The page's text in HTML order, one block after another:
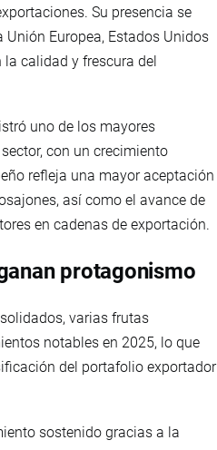
Su presencia se
Europea, Estados Unidos
la calidad y frescura del
uno de los mayores
con un crecimiento
refleja una mayor aceptación
así como el avance de
en cadenas de exportación.
protagonismo
varias frutas
notables en 2025, lo que
del portafolio exportador
sostenido gracias a la